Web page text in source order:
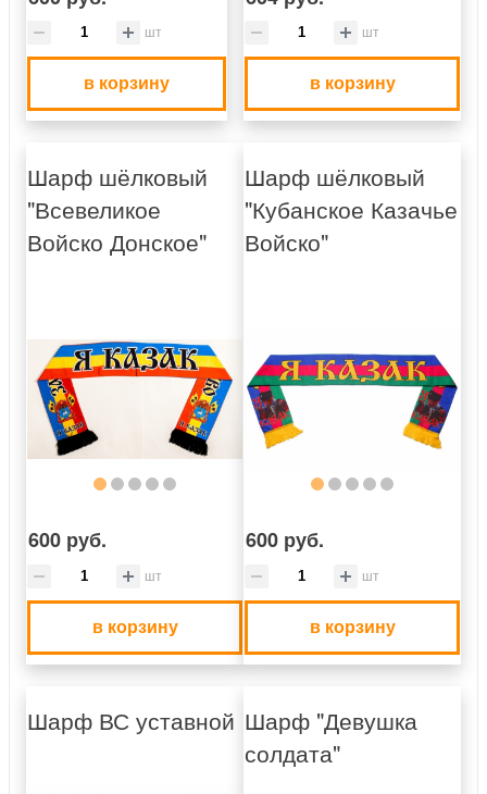
шт
в корзину
шт
в корзину
Шарф шёлковый
"Всевеликое
Войско Донское"
600 руб.
шт
в корзину
Шарф шёлковый
"Кубанское Казачье
Войско"
600 руб.
шт
в корзину
Шарф ВС уставной Шарф "Девушка
солдата"